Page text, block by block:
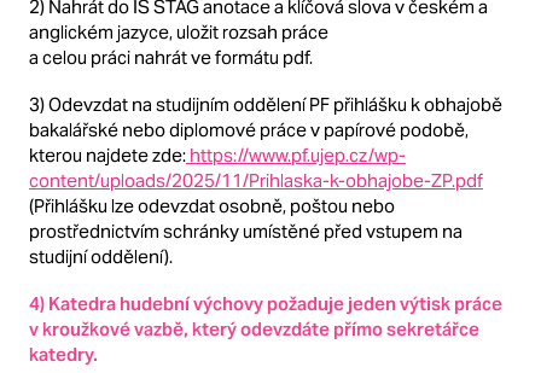
2) Nahrát do IS STAG anotace a klíčová slova v českém a
anglickém jazyce, uložit rozsah práce
a celou práci nahrát ve formátu pdf.
3) Odevzdat na studijním oddělení PF přihlášku k obhajobě
bakalářské nebo diplomové práce v papírové podobě,
kterou najdete zde: https://www.pf.ujep.cz/wp-
content/uploads/2025/11/Prihlaska-k-obhajobe-ZP.pdf
(Přihlášku lze odevzdat osobně, poštou nebo
prostřednictvím schránky umístěné před vstupem na
studijní oddělení).
4) Katedra hudební výchovy požaduje jeden výtisk práce
v kroužkové vazbě, který odevzdáte přímo sekretářce
katedry.